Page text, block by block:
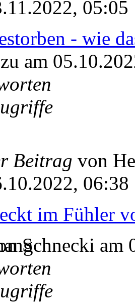
05:05
- wie
am
Beitrag von
06:38
im Fühler
Schnecki am